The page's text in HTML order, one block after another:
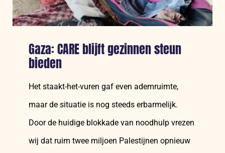
Gaza: CARE blijft gezinnen steun
bieden
Het staakt-het-vuren gaf even ademruimte,
maar de situatie is nog steeds erbarmelijk.
Door de huidige blokkade van noodhulp vrezen
wij dat ruim twee miljoen Palestijnen opnieuw